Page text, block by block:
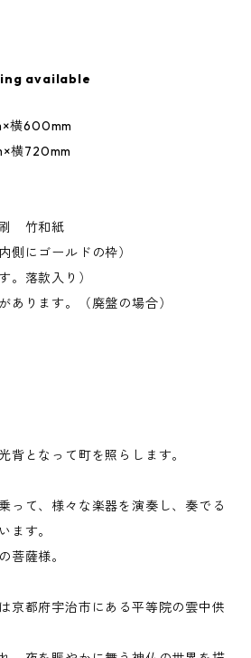
available
横600mm
横720mm
竹和紙
側にゴールドの枠）
。落款入り）
ります。（廃盤の場合）
背となって町を照らします。
って、様々な楽器を演奏し、奏でる
ます。
菩薩様。
京都府宇治市にある平等院の雲中供